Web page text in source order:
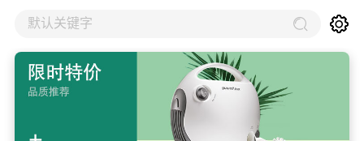
默认关键字